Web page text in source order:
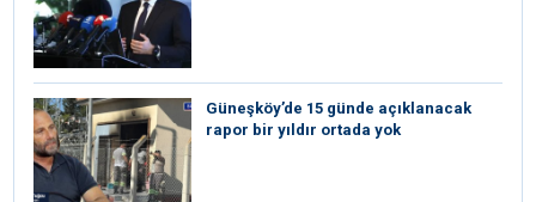
Güneşköy’de 15 günde açıklanacak
rapor bir yıldır ortada yok